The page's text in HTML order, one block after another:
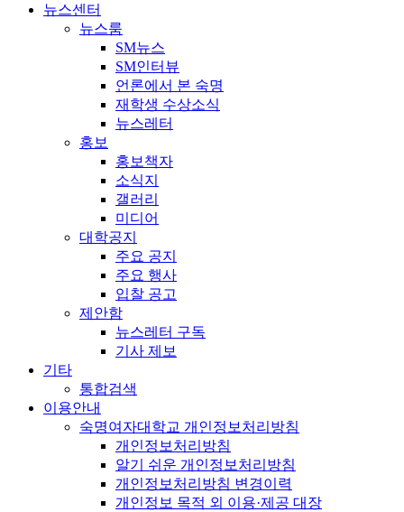
뉴스센터
뉴스룸
SM뉴스
SM인터뷰
언론에서 본 숙명
재학생 수상소식
뉴스레터
홍보
홍보책자
소식지
갤러리
미디어
대학공지
주요 공지
주요 행사
입찰 공고
제안함
뉴스레터 구독
기사 제보
기타
통합검색
이용안내
숙명여자대학교 개인정보처리방침
개인정보처리방침
알기 쉬운 개인정보처리방침
개인정보처리방침 변경이력
개인정보 목적 외 이용·제공 대장